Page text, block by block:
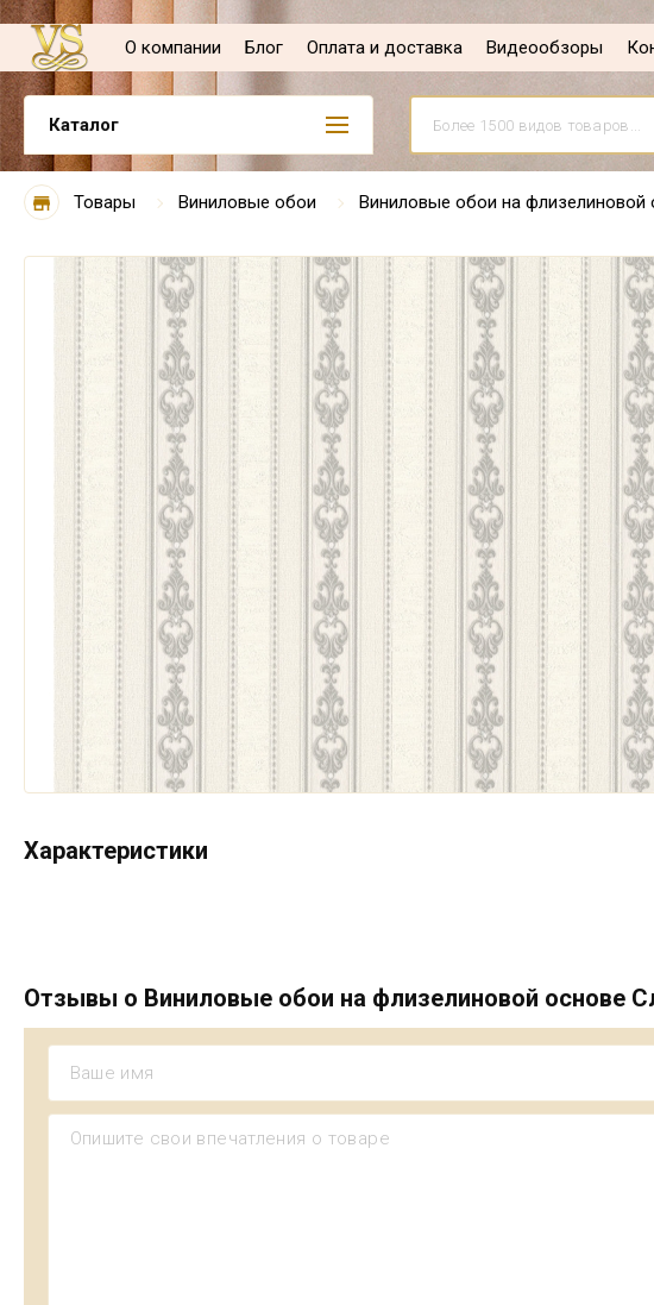
О компании Блог Оплата и доставка Видеообзоры
Каталог
Товары Виниловые обои Виниловые обои на флизелиновой
Характеристики
Отзывы о Виниловые обои на флизелиновой основе